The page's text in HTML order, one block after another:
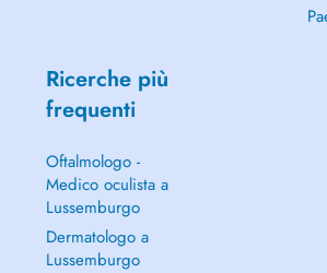
Ricerche più
frequenti
Oftalmologo -
Medico oculista a
Lussemburgo
Dermatologo a
Lussemburgo